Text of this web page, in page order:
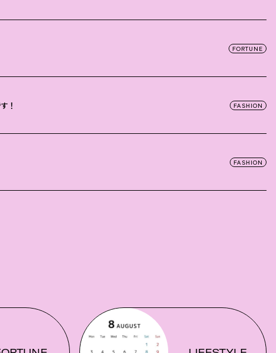
FORTUNE
！ FASHION
FASHION